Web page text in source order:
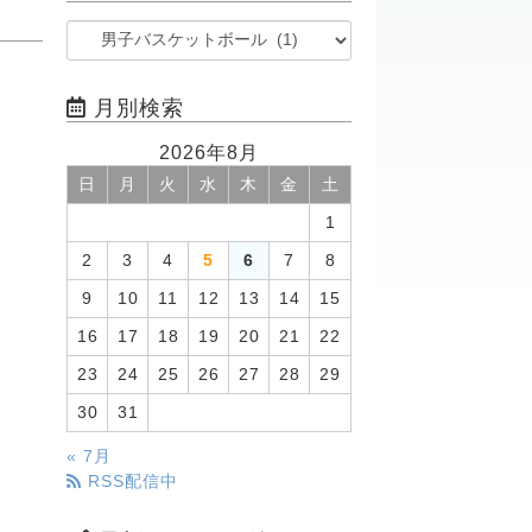
月別検索
2026年8月
日 月 火 水 木 金 土
1
2 3 4 5 6 7 8
9 10 11 12 13 14 15
16 17 18 19 20 21 22
23 24 25 26 27 28 29
30 31
« 7月
RSS配信中